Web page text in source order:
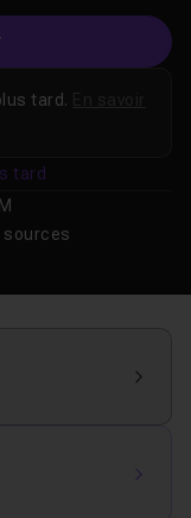
sources
tard.
tard